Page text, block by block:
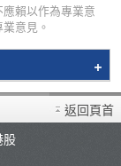
賴以作為專業意
意見。
返回頁首
股